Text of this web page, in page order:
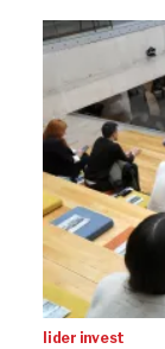
lider invest